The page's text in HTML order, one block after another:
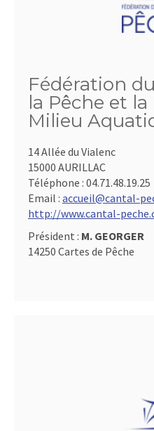
Fédération
la Pêche et
Milieu
14 Allée du Vialenc
15000 AURILLAC
Téléphone : 04.71.48.19.25
Email : accueil@cantal-
http://www.cantal-
Président : M. GEORGER
14250 Cartes de Pêche